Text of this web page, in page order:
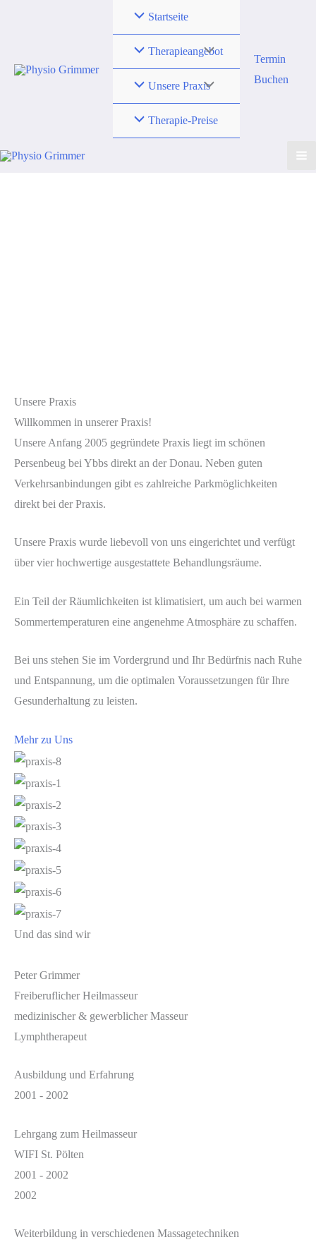
Startseite
Therapieangebot
Unsere Praxis
Therapie-Preise
Termin
Buchen
Unsere Praxis
Willkommen in unserer Praxis!
Unsere Anfang 2005 gegründete Praxis liegt im schönen
Persenbeug bei Ybbs direkt an der Donau. Neben guten
Verkehrsanbindungen gibt es zahlreiche Parkmöglichkeiten
direkt bei der Praxis.
Unsere Praxis wurde liebevoll von uns eingerichtet und verfügt
über vier hochwertige ausgestattete Behandlungsräume.
Ein Teil der Räumlichkeiten ist klimatisiert, um auch bei warmen
Sommertemperaturen eine angenehme Atmosphäre zu schaffen.
Bei uns stehen Sie im Vordergrund und Ihr Bedürfnis nach Ruhe
und Entspannung, um die optimalen Voraussetzungen für Ihre
Gesunderhaltung zu leisten.
Mehr zu Uns
Und das sind wir
Peter Grimmer
Freiberuflicher Heilmasseur
medizinischer & gewerblicher Masseur
Lymphtherapeut
Ausbildung und Erfahrung
2001 - 2002
Lehrgang zum Heilmasseur
WIFI St. Pölten
2001 - 2002
2002
Weiterbildung in verschiedenen Massagetechniken